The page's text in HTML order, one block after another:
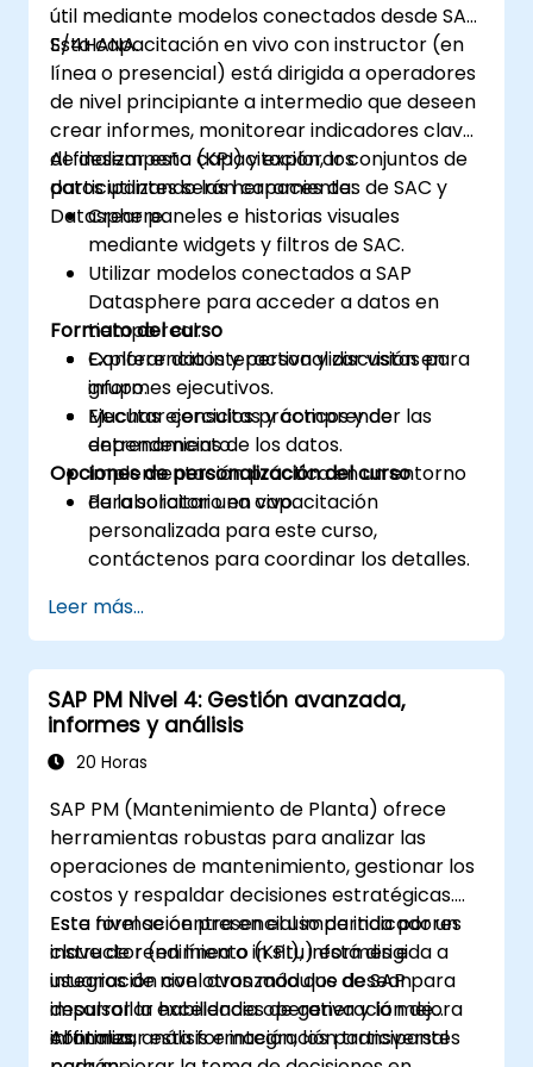
útil mediante modelos conectados desde SAP
S/4HANA.
Esta capacitación en vivo con instructor (en
línea o presencial) está dirigida a operadores
de nivel principiante a intermedio que deseen
crear informes, monitorear indicadores clave
de desempeño (KPI) y explorar conjuntos de
datos utilizando las herramientas de SAC y
Datasphere.
Al finalizar esta capacitación, los
participantes serán capaces de:
Crear paneles e historias visuales
mediante widgets y filtros de SAC.
Utilizar modelos conectados a SAP
Datasphere para acceder a datos en
tiempo real.
Explorar datos y personalizar vistas para
informes ejecutivos.
Ejecutar consultas y comprender las
dependencias de los datos.
Formato del curso
Conferencia interactiva y discusión en
grupo.
Muchas ejercicios prácticos y de
entrenamiento.
Implementación práctica en un entorno
de laboratorio en vivo.
Opciones de personalización del curso
Para solicitar una capacitación
personalizada para este curso,
contáctenos para coordinar los detalles.
Leer más...
SAP PM Nivel 4: Gestión avanzada,
informes y análisis
20 Horas
SAP PM (Mantenimiento de Planta) ofrece
herramientas robustas para analizar las
operaciones de mantenimiento, gestionar los
costos y respaldar decisiones estratégicas.
Este nivel se centra en el uso de indicadores
clave de rendimiento (KPI), informes e
integración con otros módulos de SAP para
impulsar la excelencia operativa y la mejora
continua.
Esta formación presencial impartida por un
instructor (en línea o in situ) está dirigida a
usuarios de nivel avanzado que desean
desarrollar habilidades de generación de
informes, análisis e integración transversal
Al finalizar esta formación, los participantes